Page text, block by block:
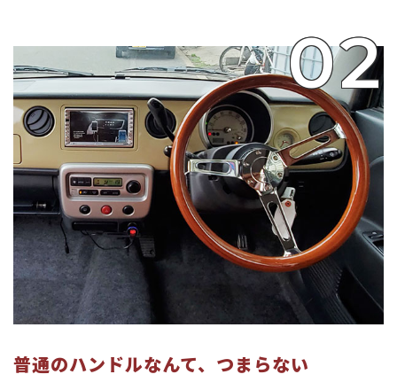
02
普通のハンドルなんて、つまらない